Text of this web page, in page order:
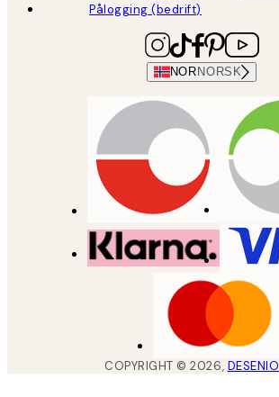
Pålogging (bedrift)
NOR NORSK
COPYRIGHT ©2026, DESENIO